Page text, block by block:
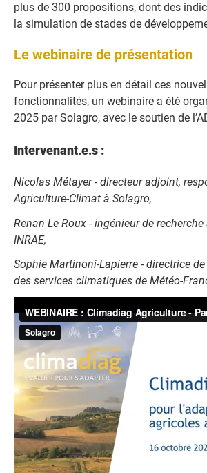
plus de 300 propositions, dont des
la simulation de stades de
Le webinaire de présentation
Pour présenter plus en détail ces
fonctionnalités, un webinaire a été
2025 par Solagro, avec le soutien de
Intervenant.e.s :
Nicolas Métayer - directeur adjoint,
Agriculture-Climat à Solagro,
Renan Le Roux - ingénieur de
INRAE,
Sophie Martinoni-Lapierre - directrice
des services climatiques de Météo-